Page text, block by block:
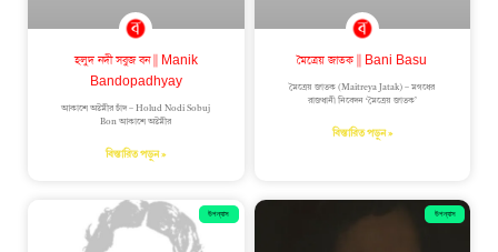
হলুদ নদী সবুজ বন || Manik
Bandopadhyay
আকাশে অষ্টমীর চাঁদ – Holud Nodi Sobuj
Bon আকাশে অষ্টমীর
বিস্তারিত পড়ুন »
মৈত্রেয় জাতক || Bani Basu
মৈত্রেয় জাতক (Maitreya Jatak) – মগধের
রাজধানী নিবেদন ‘মৈত্রেয় জাতক’
বিস্তারিত পড়ুন »
উপন্যাস উপন্যাস